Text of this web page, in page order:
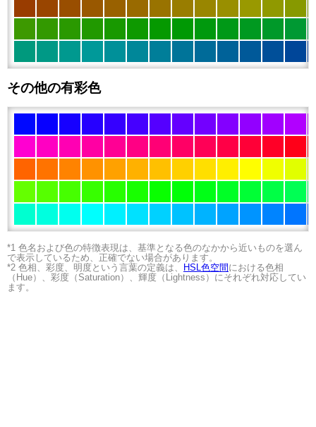
その他の有彩色
*1 色名および色の特徴表現は、基準となる色のなかから近いものを選ん
で表示しているため、正確でない場合があります。
*2 色相、彩度、明度という言葉の定義は、
HSL色空間 における色相
（Hue）、彩度（Saturation）、輝度（Lightness）にそれぞれ対応してい
ます。